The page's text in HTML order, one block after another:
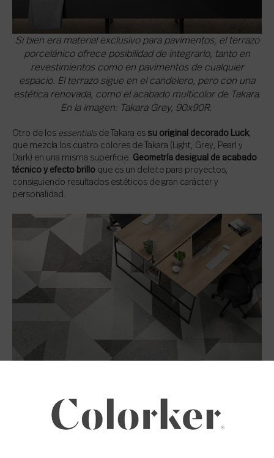
Si bien era material exclusivo para pavimentos, el terrazo
porcelánico ofrece posibilidad de integrarlo, tanto en
revestimientos como en pavimentos de cualquier
espacio. El terrazo sigue en el candelero, pero con una
estética renovada, como el acabado multicolor de Takara.
En la imagen: Takara Grey, 90x90R.
Otro de los essentialsde Takara es su original decorado Luck,
que mezcla los cuatro colores de Takara (Light, Grey, Pearl y
Dark) en una misma superficie. Geometría desigual de acabado
técnico y efecto brillo que es un deleite para proyectos,
consiguiendo resultados estéticos de gran carácter y
personalidad.
tonos de la colección. 90x90R.
Native: terrazo gris vs. terrazo beige.